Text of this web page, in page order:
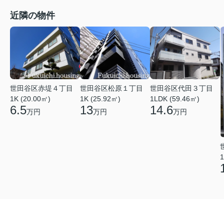
近隣の物件
世田谷区赤堤４丁目
1K (20.00㎡)
6.5万円
世田谷区松原１丁目
1K (25.92㎡)
13万円
世田谷区代田３丁目
1LDK (59.46㎡)
14.6万円